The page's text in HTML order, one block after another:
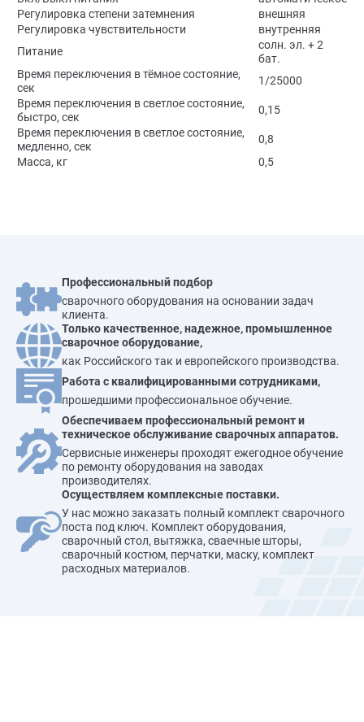
Регулировка степени затемнения
внешняя
Регулировка чувствительности
внутренняя
Питание
солн. эл. + 2
бат.
Время переключения в тёмное состояние,
сек
1/25000
Время переключения в светлое состояние,
быстро, сек
0,15
Время переключения в светлое состояние,
медленно, сек
0,8
Масса, кг
0,5
Профессиональный подбор
сварочного оборудования на основании задач
клиента.
Только качественное, надежное, промышленное
сварочное оборудование,
как Российского так и европейского производства.
Работа с квалифицированными сотрудниками,
прошедшими профессиональное обучение.
Обеспечиваем профессиональный ремонт и
техническое обслуживание сварочных аппаратов.
Сервисные инженеры проходят ежегодное обучение
по ремонту оборудования на заводах
производителях.
Осуществляем комплексные поставки.
У нас можно заказать полный комплект сварочного
поста под ключ. Комплект оборудования,
сварочный стол, вытяжка, сваечные шторы,
сварочный костюм, перчатки, маску, комплект
расходных материалов.